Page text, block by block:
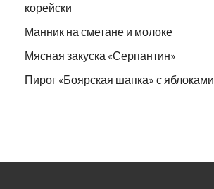
корейски
Манник на сметане и молоке
Мясная закуска «Серпантин»
Пирог «Боярская шапка» с яблоками